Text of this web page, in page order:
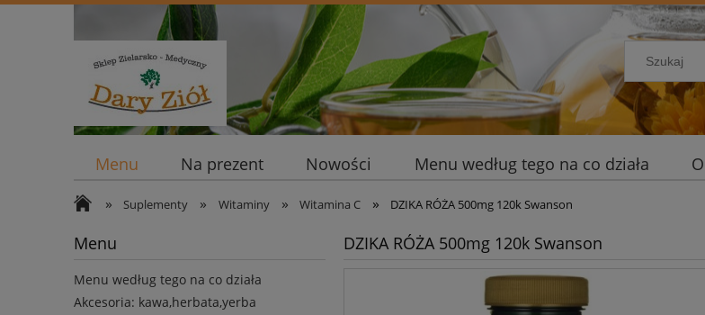
Menu Na prezent Nowości Menu według tego na co działa
» Suplementy » Witaminy » Witamina C » DZIKA RÓŻA 500mg 120k Swanson
Menu
Menu według tego na co działa
Akcesoria: kawa,herbata,yerba
DZIKA RÓŻA 500mg 120k Swanson